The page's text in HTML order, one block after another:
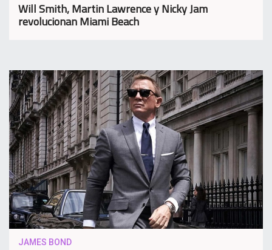
Will Smith, Martin Lawrence y Nicky Jam
revolucionan Miami Beach
JAMES BOND